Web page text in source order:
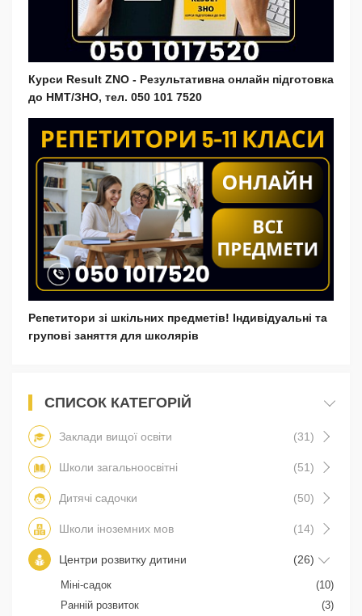
СПИСОК КАТЕГОРІЙ
Заклади вищої освіти (31)
Школи загальноосвітні (51)
Дитячі садочки (50)
Школи іноземних мов (14)
Центри розвитку дитини (26)
Міні-садок
(10)
Ранній розвиток
(3)
Курси Result ZNO - Результативна онлайн підготовка
до НМТ/ЗНО, тел. 050 101 7520
Репетитори зі шкільних предметів! Індивідуальні та
групові заняття для школярів